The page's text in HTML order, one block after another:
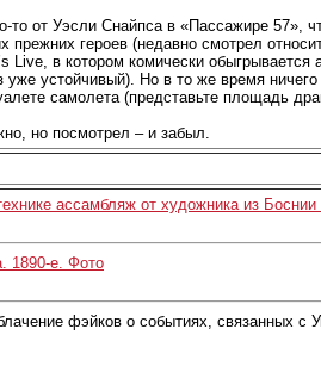
то от Уэсли Снайпса в «Пассажире 57»,
прежних героев (недавно смотрел
Live, в котором комически
уже устойчивый). Но в то же время ничего
самолета (представьте площадь
но посмотрел – и забыл.
ассамбляж от художника из Боснии
1890-е. Фото
фэйков о событиях, связанных с